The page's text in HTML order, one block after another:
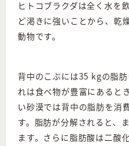
ヒトコブラクダは全く水を
ど渇きに強いことから、乾
動物です。
背中のこぶには35 kgの脂
れは食べ物が豊富にあると
い砂漠では背中の脂肪を消
す。脂肪が分解されると、
ます。さらに脂肪酸は二酸